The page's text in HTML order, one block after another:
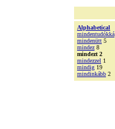
Alphabetical
mindentudókká
mindenütt 5
mindez 8
mindezt 2
mindezzel 1
mindig 19
mindinkább 2